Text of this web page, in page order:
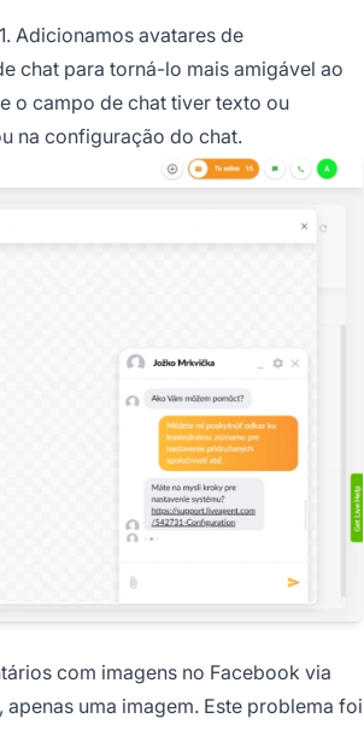
Adicionamos avatares de
chat para torná-lo mais amigável ao
o campo de chat tiver texto ou
na configuração do chat.
com imagens no Facebook via
uma imagem. Este problema foi